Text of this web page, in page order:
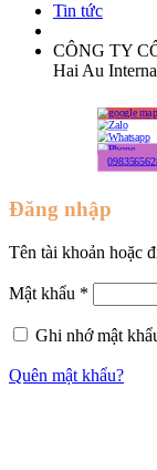
Tin tức
CÔNG TY
Hai Au
Đăng nhập
Tên tài khoản hoặc
Mật khẩu *
Ghi nhớ mật
Quên mật khẩu?